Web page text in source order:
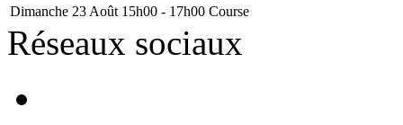
Dimanche 23 Août 15h00 - 17h00 Course
Réseaux sociaux